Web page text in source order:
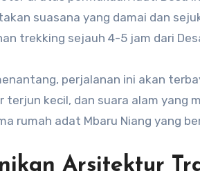
suasana yang damai dan
trekking sejauh 4-5 jam dari
perjalanan ini akan
terjun kecil, dan suara alam yang
rumah adat Mbaru Niang yang
Arsitektur